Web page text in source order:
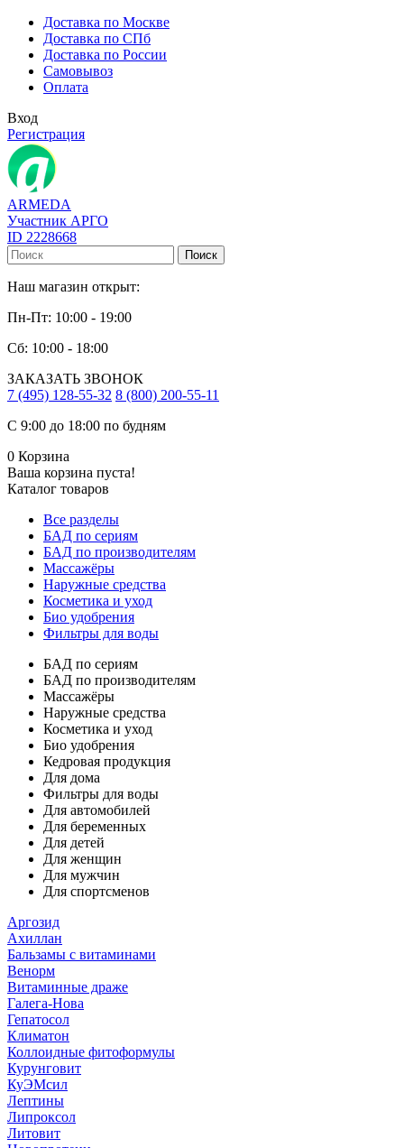
Доставка по Москве
Доставка по СПб
Доставка по России
Самовывоз
Оплата
Вход
Регистрация
ARMEDA
Участник АРГО
ID 2228668
Поиск
Наш магазин открыт:
Пн-Пт: 10:00 - 19:00
Сб: 10:00 - 18:00
ЗАКАЗАТЬ ЗВОНОК
7 (495) 128-55-32 8 (800) 200-55-11
С 9:00 до 18:00 по будням
0 Корзина
Ваша корзина пуста!
Каталог товаров
Все разделы
БАД по сериям
БАД по производителям
Массажёры
Наружные средства
Косметика и уход
Био удобрения
Фильтры для воды
БАД по сериям
БАД по производителям
Массажёры
Наружные средства
Косметика и уход
Био удобрения
Кедровая продукция
Для дома
Фильтры для воды
Для автомобилей
Для беременных
Для детей
Для женщин
Для мужчин
Для спортсменов
Аргозид
Ахиллан
Бальзамы с витаминами
Венорм
Витаминные драже
Галега-Нова
Гепатосол
Климатон
Коллоидные фитоформулы
Курунговит
КуЭМсил
Лептины
Липроксол
Литовит